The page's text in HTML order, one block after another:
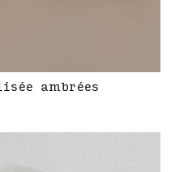
ambrées